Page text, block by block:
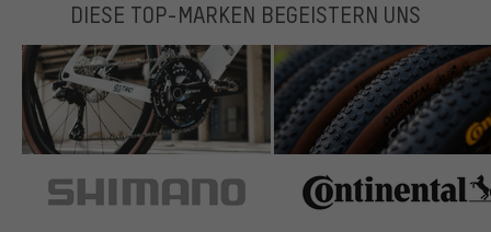
DIESE TOP-MARKEN BEGEISTERN UNS